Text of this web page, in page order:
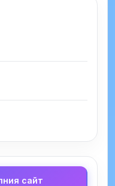
сайт